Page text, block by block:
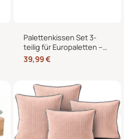
Palettenkissen Set 3-
teilig für Europaletten –
Sitzkissen 120×80 cm + 2
Rückenkissen 40×60 cm
39,99€